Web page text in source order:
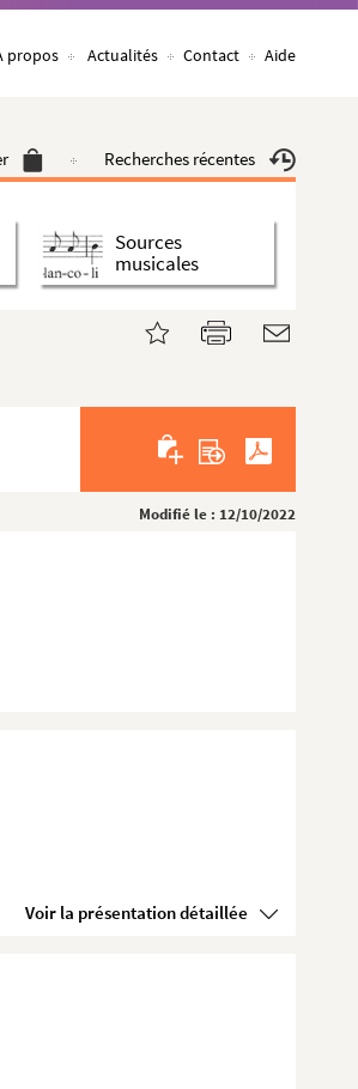
propos Actualités Contact Aide
Recherches récentes
Sources
musicales
Modifié le : 12/10/2022
Voir la présentation détaillée